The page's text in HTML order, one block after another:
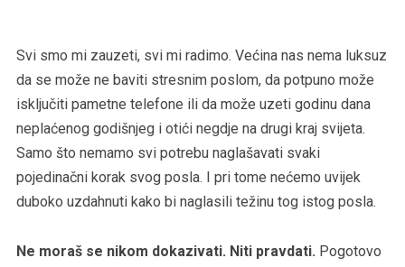
Svi smo mi zauzeti, svi mi radimo. Većina nas nema luksuz
da se može ne baviti stresnim poslom, da potpuno može
isključiti pametne telefone ili da može uzeti godinu dana
neplaćenog godišnjeg i otići negdje na drugi kraj svijeta.
Samo što nemamo svi potrebu naglašavati svaki
pojedinačni korak svog posla. I pri tome nećemo uvijek
duboko uzdahnuti kako bi naglasili težinu tog istog posla.
Ne moraš se nikom dokazivati. Niti pravdati. Pogotovo